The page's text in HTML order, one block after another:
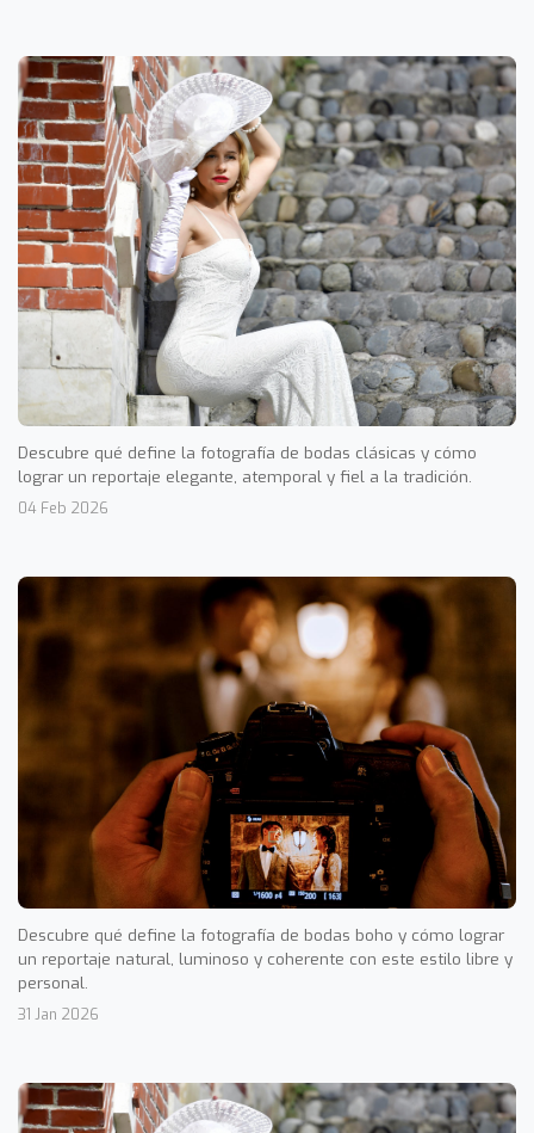
Descubre qué define la fotografía de bodas clásicas y cómo
lograr un reportaje elegante, atemporal y fiel a la tradición.
04 Feb 2026
Descubre qué define la fotografía de bodas boho y cómo lograr
un reportaje natural, luminoso y coherente con este estilo libre y
personal.
31 Jan 2026